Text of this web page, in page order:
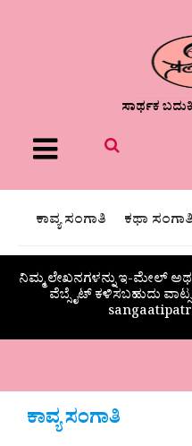
ಸಾರ್ಥಕ
Menu
ಕಾವ್ಯ ಸಂಗಾತಿ ಕಥಾ ಸಂಗಾತಿ
ನಿಮ್ಮ ಲೇಖನಗಳನ್ನು ಇ-ಮೇಲ್
ವೆಬ್ಸೈಟ್ ಕಳಿಸಬಹುದು
ಕಾವ್ಯ ಸಂಗಾತಿ